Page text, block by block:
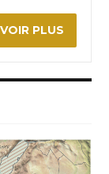
VOIR PLUS